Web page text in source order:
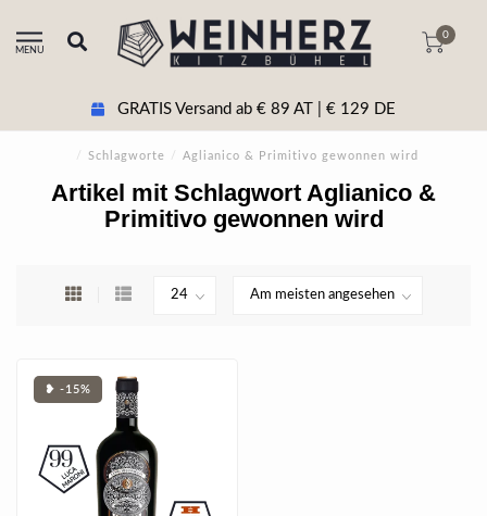
MENU
0
GRATIS Versand ab € 89 AT | € 129 DE
/ Schlagworte / Aglianico & Primitivo gewonnen wird
Artikel mit Schlagwort Aglianico &
Primitivo gewonnen wird
❥ -15%